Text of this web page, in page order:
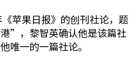
苹果日报》的创刊社论，题
”，黎智英确认他是该篇社
唯一的一篇社论。